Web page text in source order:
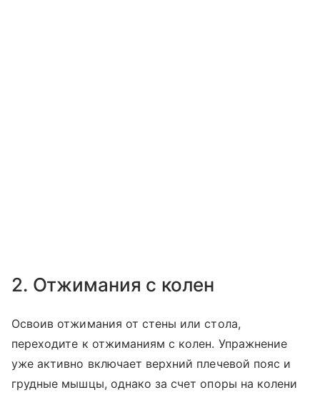
2. Отжимания с колен
Освоив отжимания от стены или стола,
переходите к отжиманиям с колен. Упражнение
уже активно включает верхний плечевой пояс и
грудные мышцы, однако за счет опоры на колени